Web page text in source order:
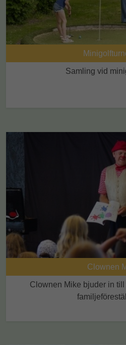
Samling vid
Clownen
Clownen Mike bjuder in